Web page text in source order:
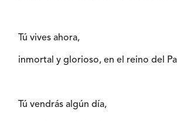
Tú vives ahora,
inmortal y glorioso, en el reino del
Tú vendrás algún día,